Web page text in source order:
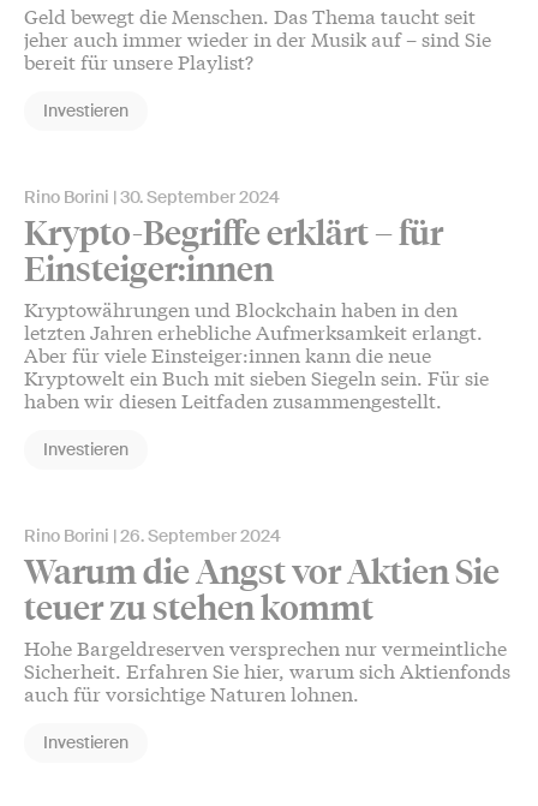
Geld bewegt die Menschen. Das Thema taucht seit
jeher auch immer wieder in der Musik auf – sind Sie
bereit für unsere Playlist?
Investieren
Rino Borini 30. September 2024
Krypto-Begriffe erklärt – für
Einsteiger:innen
Kryptowährungen und Blockchain haben in den
letzten Jahren erhebliche Aufmerksamkeit erlangt.
Aber für viele Einsteiger:innen kann die neue
Kryptowelt ein Buch mit sieben Siegeln sein. Für sie
haben wir diesen Leitfaden zusammengestellt.
Investieren
Rino Borini 26. September 2024
Warum die Angst vor Aktien Sie
teuer zu stehen kommt
Hohe Bargeldreserven versprechen nur vermeintliche
Sicherheit. Erfahren Sie hier, warum sich Aktienfonds
auch für vorsichtige Naturen lohnen.
Investieren